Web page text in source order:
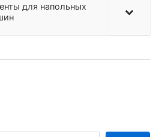
для напольных